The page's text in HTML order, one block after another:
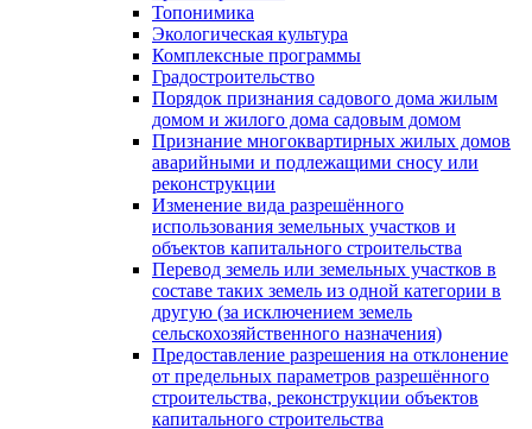
Топонимика
Экологическая культура
Комплексные программы
Градостроительство
Порядок признания садового дома жилым
домом и жилого дома садовым домом
Признание многоквартирных жилых домов
аварийными и подлежащими сносу или
реконструкции
Изменение вида разрешённого
использования земельных участков и
объектов капитального строительства
Перевод земель или земельных участков в
составе таких земель из одной категории в
другую (за исключением земель
сельскохозяйственного назначения)
Предоставление разрешения на отклонение
от предельных параметров разрешённого
строительства, реконструкции объектов
капитального строительства